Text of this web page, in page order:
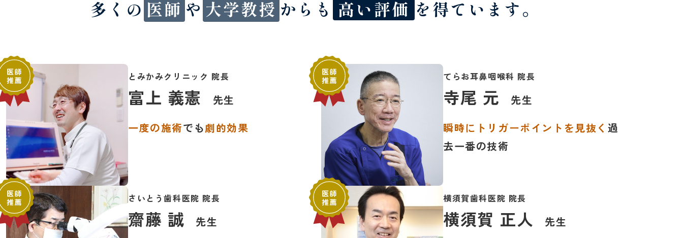
多くの 医師 や 大学教授 からも 高い評価 を得ています。
とみかみクリニック 院長
富上 義憲
先生
一度の施術でも劇的効果
てらお耳鼻咽喉科 院長
寺尾 元 先生
瞬時にトリガーポイントを見抜く過
去一番の技術
さいとう歯科医院 院長
齋藤 誠 先生
横須賀歯科医院 院長
横須賀 正人 先生